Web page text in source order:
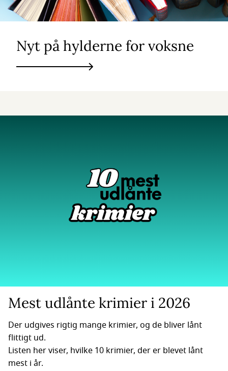
Nyt på hylderne for voksne
Mest udlånte krimier i 2026
Der udgives rigtig mange krimier, og de bliver lånt
flittigt ud.
Listen her viser, hvilke 10 krimier, der er blevet lånt
mest i år.